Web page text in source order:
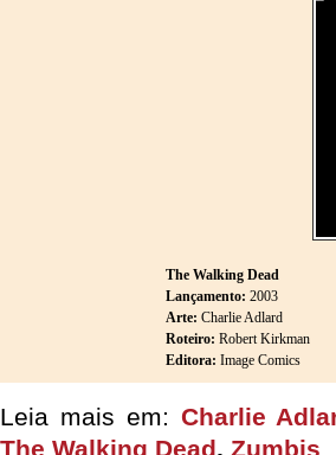
The Walking Dead
Lançamento: 2003
Arte: Charlie Adlard
Roteiro: Robert Kirkman
Editora: Image Comics
Leia mais em: Charlie
The Walking Dead, Zumbis